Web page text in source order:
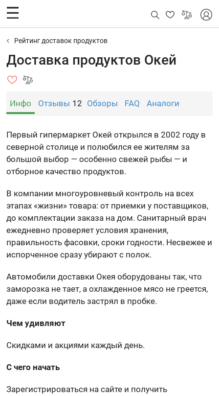
Рейтинг доставок продуктов
Доставка продуктов Окей
Инфо Отзывы 12 Обзоры FAQ Аналоги
Первый гипермаркет Окей открылся в 2002 году в
северной столице и полюбился ее жителям за
большой выбор — особенно свежей рыбы — и
отборное качество продуктов.
В компании многоуровневый контроль на всех
этапах «жизни» товара: от приемки у поставщиков,
до комплектации заказа на дом. Санитарный врач
ежедневно проверяет условия хранения,
правильность фасовки, сроки годности. Несвежее и
испорченное сразу убирают с полок.
Автомобили доставки Окея оборудованы так, что
заморозка не тает, а охлажденное мясо не греется,
даже если водитель застрял в пробке.
Чем удивляют
Скидками и акциями каждый день.
С чего начать
Зарегистрироваться на сайте и получить